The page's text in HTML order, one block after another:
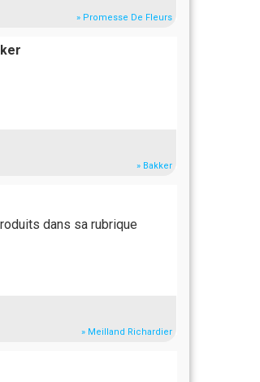
» Promesse De Fleurs
» Bakker
dans sa rubrique
» Meilland Richardier